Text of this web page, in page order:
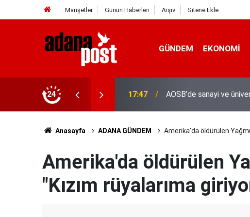
Manşetler Günün Haberleri Arşiv Sitene Ekle
GÜNDEM EKONOMI
24 17:41 Adana'da servis
Anasayfa ADANA GÜNDEM Amerika'da öldürülen
Amerika'da öldürülen
"Kızım rüyalarıma